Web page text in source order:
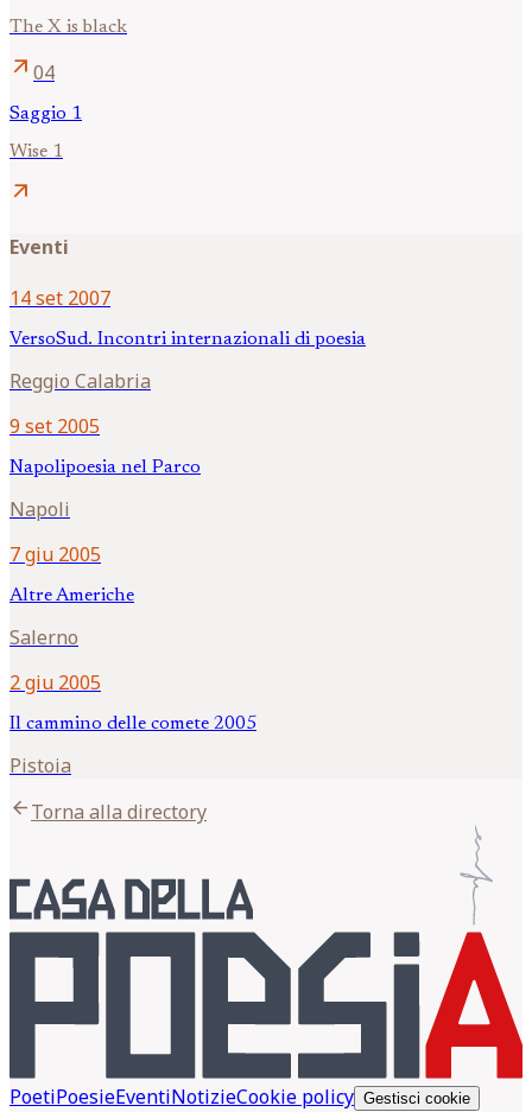
The X is black
arrow_outward 04
Saggio 1
Wise 1
arrow_outward
Eventi
14 set 2007
VersoSud. Incontri internazionali di poesia
Reggio Calabria
9 set 2005
Napolipoesia nel Parco
Napoli
7 giu 2005
Altre Americhe
Salerno
2 giu 2005
Il cammino delle comete 2005
Pistoia
arrow_backTorna alla directory
PoetiPoesieEventiNotizieCookie policy Gestisci cookie